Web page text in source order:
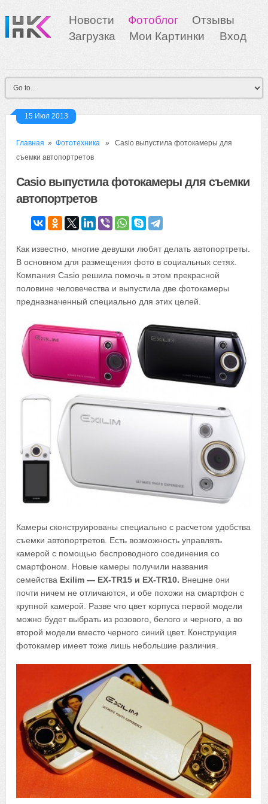
Новости Фотоблог
Отзывы
Загрузка
Мои Картинки Вход
15 Июл 2013
Главная »Фототехника » Casio выпустила фотокамеры для
съемки автопортретов
Casio выпустила фотокамеры для съемки
автопортретов
Как известно, многие девушки любят делать автопортреты.
В основном для размещения фото в социальных сетях.
Компания Casio решила помочь в этом прекрасной
половине человечества и выпустила две фотокамеры
предназначенный специально для этих целей.
Камеры сконструированы специально с расчетом удобства
съемки автопортретов. Есть возможность управлять
камерой с помощью беспроводного соединения со
смартфоном. Новые камеры получили названия
семейства Exilim — EX-TR15 и EX-TR10. Внешне они
почти ничем не отличаются, и обе похожи на смартфон с
крупной камерой. Разве что цвет корпуса первой модели
можно будет выбрать из розового, белого и черного, а во
второй модели вместо черного синий цвет. Конструкция
фотокамер имеет тоже лишь небольшие различия.